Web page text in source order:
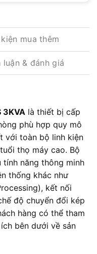
kiện mua thêm
luận & đánh giá
3KVA là thiết bị cấp
phù hợp quy mô
với toàn bộ linh kiện
thọ máy cao. Bộ
tính năng thông minh
thống khác như
kết nối
độ chuyển đổi kép
hàng có thể tham
bên dưới về sản